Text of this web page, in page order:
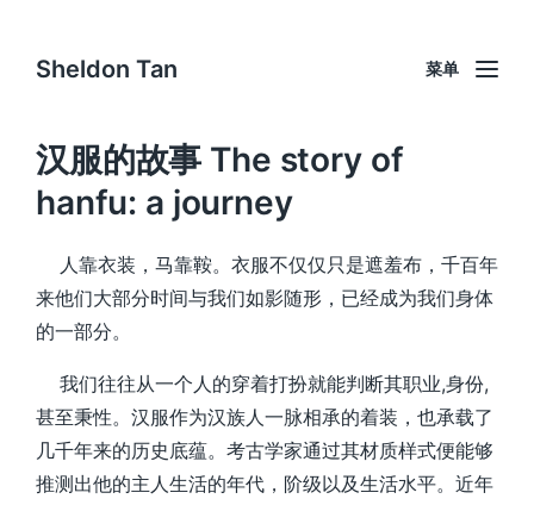
Sheldon Tan 菜单
汉服的故事 The story of
hanfu: a journey
人靠衣装，马靠鞍。衣服不仅仅只是遮羞布，千百年
来他们大部分时间与我们如影随形，已经成为我们身体
的一部分。
我们往往从一个人的穿着打扮就能判断其职业,身份,
甚至秉性。汉服作为汉族人一脉相承的着装，也承载了
几千年来的历史底蕴。考古学家通过其材质样式便能够
推测出他的主人生活的年代，阶级以及生活水平。近年